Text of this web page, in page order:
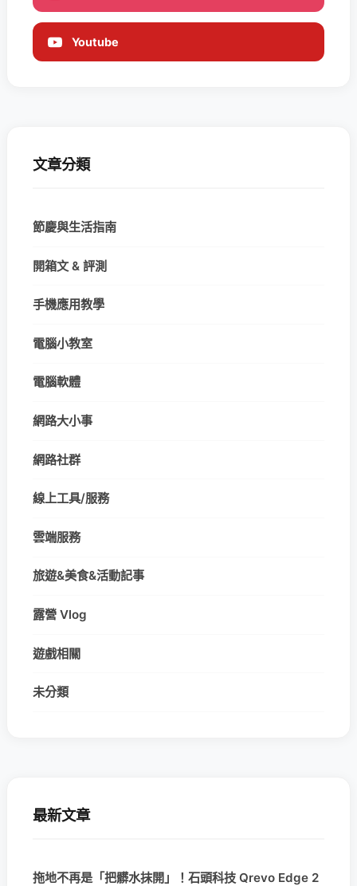
Youtube
文章分類
節慶與生活指南
開箱文 & 評測
手機應用教學
電腦小教室
電腦軟體
網路大小事
網路社群
線上工具/服務
雲端服務
旅遊&美食&活動記事
露營 Vlog
遊戲相關
未分類
最新文章
拖地不再是「把髒水抹開」！石頭科技 Qrevo Edge 2